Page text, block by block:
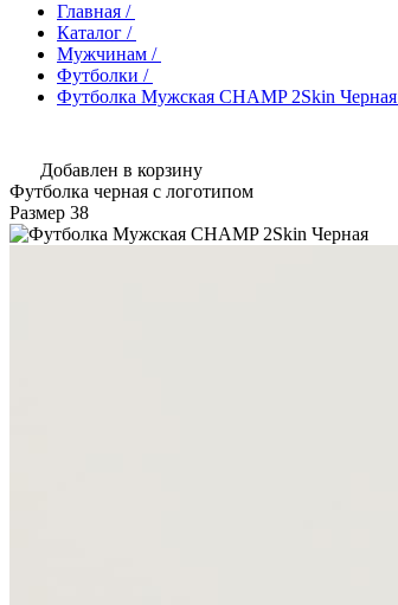
Главная /
Каталог /
Мужчинам /
Футболки /
Футболка Мужская CHAMP 2Skin Черная
Добавлен в корзину
Футболка черная с логотипом
Размер 38